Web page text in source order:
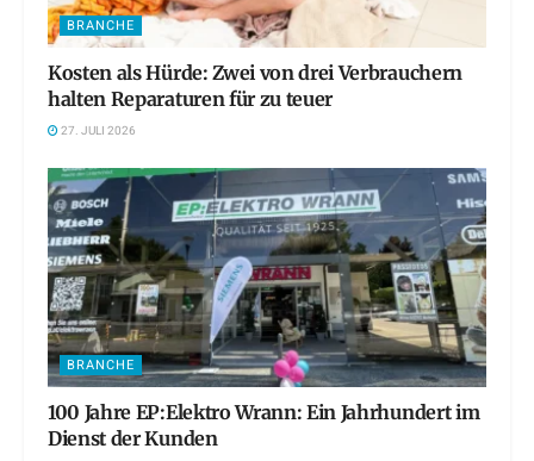
BRANCHE
Kosten als Hürde: Zwei von drei Verbrauchern
halten Reparaturen für zu teuer
27. JULI 2026
BRANCHE
100 Jahre EP:Elektro Wrann: Ein Jahrhundert im
Dienst der Kunden